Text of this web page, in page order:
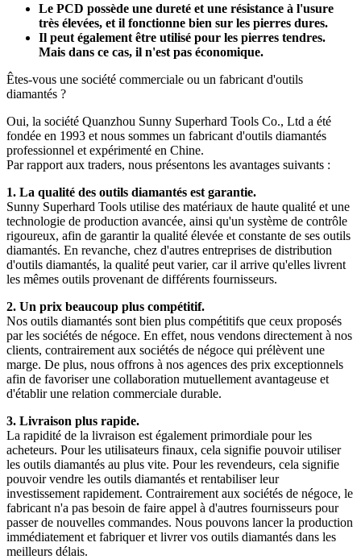
Le PCD possède une dureté et une résistance à l'usure
très élevées, et il fonctionne bien sur les pierres dures.
Il peut également être utilisé pour les pierres tendres.
Mais dans ce cas, il n'est pas économique.
Êtes-vous une société commerciale ou un fabricant d'outils
diamantés ?
Oui, la société Quanzhou Sunny Superhard Tools Co., Ltd a été
fondée en 1993 et ​​nous sommes un fabricant d'outils diamantés
professionnel et expérimenté en Chine.
Par rapport aux traders, nous présentons les avantages suivants :
1. La qualité des outils diamantés est garantie.
Sunny Superhard Tools utilise des matériaux de haute qualité et une
technologie de production avancée, ainsi qu'un système de contrôle
rigoureux, afin de garantir la qualité élevée et constante de ses outils
diamantés. En revanche, chez d'autres entreprises de distribution
d'outils diamantés, la qualité peut varier, car il arrive qu'elles livrent
les mêmes outils provenant de différents fournisseurs.
2. Un prix beaucoup plus compétitif.
Nos outils diamantés sont bien plus compétitifs que ceux proposés
par les sociétés de négoce. En effet, nous vendons directement à nos
clients, contrairement aux sociétés de négoce qui prélèvent une
marge. De plus, nous offrons à nos agences des prix exceptionnels
afin de favoriser une collaboration mutuellement avantageuse et
d'établir une relation commerciale durable.
3. Livraison plus rapide.
La rapidité de la livraison est également primordiale pour les
acheteurs. Pour les utilisateurs finaux, cela signifie pouvoir utiliser
les outils diamantés au plus vite. Pour les revendeurs, cela signifie
pouvoir vendre les outils diamantés et rentabiliser leur
investissement rapidement. Contrairement aux sociétés de négoce, le
fabricant n'a pas besoin de faire appel à d'autres fournisseurs pour
passer de nouvelles commandes. Nous pouvons lancer la production
immédiatement et fabriquer et livrer vos outils diamantés dans les
meilleurs délais.